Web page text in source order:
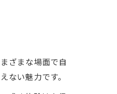
ざまな場面で自
い魅力です。